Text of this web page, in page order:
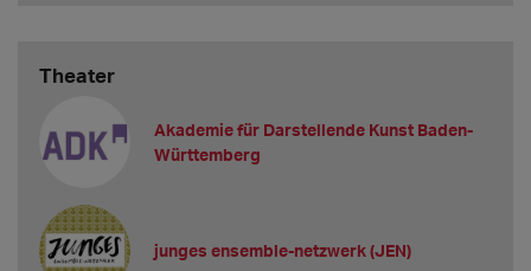
Theater
Akademie für Darstellende Kunst Baden-
Württemberg
junges ensemble-netzwerk (JEN)